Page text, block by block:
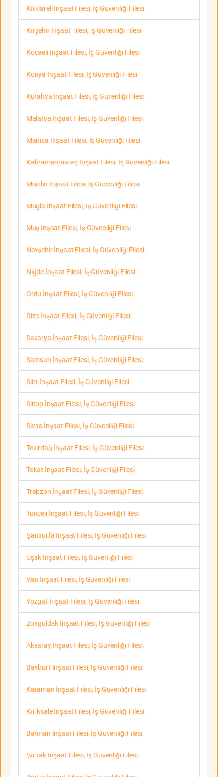
Kırklareli İnşaat Filesi, İş Güvenliği Filesi
Kırşehir İnşaat Filesi, İş Güvenliği Filesi
Kocaeli İnşaat Filesi, İş Güvenliği Filesi
Konya İnşaat Filesi, İş Güvenliği Filesi
Kütahya İnşaat Filesi, İş Güvenliği Filesi
Malatya İnşaat Filesi, İş Güvenliği Filesi
Manisa İnşaat Filesi, İş Güvenliği Filesi
Kahramanmaraş İnşaat Filesi, İş Güvenliği Filesi
Mardin İnşaat Filesi, İş Güvenliği Filesi
Muğla İnşaat Filesi, İş Güvenliği Filesi
Muş İnşaat Filesi, İş Güvenliği Filesi
Nevşehir İnşaat Filesi, İş Güvenliği Filesi
Niğde İnşaat Filesi, İş Güvenliği Filesi
Ordu İnşaat Filesi, İş Güvenliği Filesi
Rize İnşaat Filesi, İş Güvenliği Filesi
Sakarya İnşaat Filesi, İş Güvenliği Filesi
Samsun İnşaat Filesi, İş Güvenliği Filesi
Siirt İnşaat Filesi, İş Güvenliği Filesi
Sinop İnşaat Filesi, İş Güvenliği Filesi
Sivas İnşaat Filesi, İş Güvenliği Filesi
Tekirdağ İnşaat Filesi, İş Güvenliği Filesi
Tokat İnşaat Filesi, İş Güvenliği Filesi
Trabzon İnşaat Filesi, İş Güvenliği Filesi
Tunceli İnşaat Filesi, İş Güvenliği Filesi
Şanlıurfa İnşaat Filesi, İş Güvenliği Filesi
Uşak İnşaat Filesi, İş Güvenliği Filesi
Van İnşaat Filesi, İş Güvenliği Filesi
Yozgat İnşaat Filesi, İş Güvenliği Filesi
Zonguldak İnşaat Filesi, İş Güvenliği Filesi
Aksaray İnşaat Filesi, İş Güvenliği Filesi
Bayburt İnşaat Filesi, İş Güvenliği Filesi
Karaman İnşaat Filesi, İş Güvenliği Filesi
Kırıkkale İnşaat Filesi, İş Güvenliği Filesi
Batman İnşaat Filesi, İş Güvenliği Filesi
Şırnak İnşaat Filesi, İş Güvenliği Filesi